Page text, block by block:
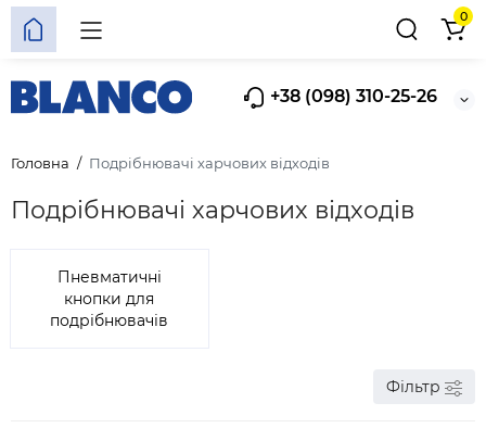
+38 (098) 310-25-26
0
Головна Подрібнювачі харчових відходів
Подрібнювачі харчових відходів
Пневматичні
кнопки для
подрібнювачів
Фільтр